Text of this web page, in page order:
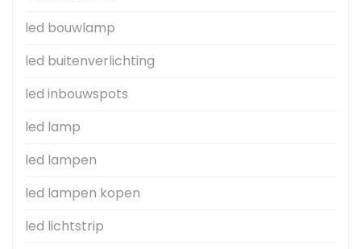
led bouwlamp
led buitenverlichting
led inbouwspots
led lamp
led lampen
led lampen kopen
led lichtstrip